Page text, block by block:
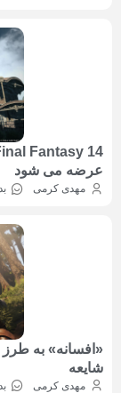
عرضه می شود
مهدی کرمی
«افسانه» به
شایعه
مهدی کرمی